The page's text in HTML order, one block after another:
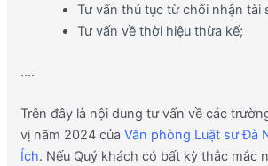
Tư vấn thủ tục từ chối nhận tài
Tư vấn về thời hiệu thừa kế;
….
Trên đây là nội dung tư vấn về các
vị năm 2024 của Văn phòng Luật sư Đà
Ích. Nếu Quý khách có bất kỳ thắc mắc